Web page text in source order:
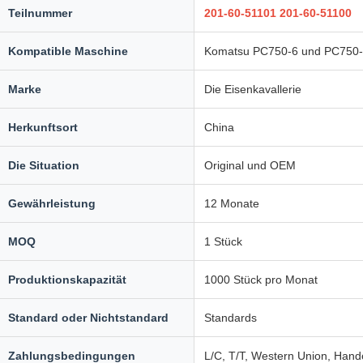
Teilnummer 201-60-51101 201-60-51100
Kompatible Maschine Komatsu PC750-6 und
Marke Die Eisenkavallerie
Herkunftsort China
Die Situation Original und OEM
Gewährleistung 12 Monate
MOQ 1 Stück
Produktionskapazität 1000 Stück pro Monat
Standard oder Nichtstandard Standards
Zahlungsbedingungen L/C, T/T, Western Union,